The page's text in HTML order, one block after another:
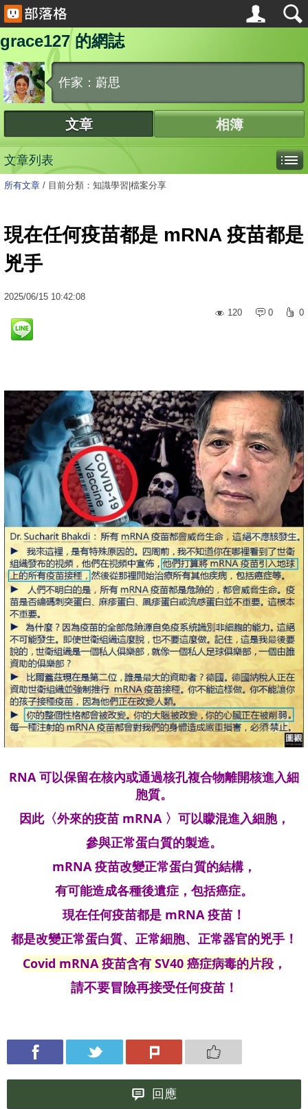
grace127 的網誌
作家：蔚思
文章 相簿
文章列表
所有文章 / 目前分類：知識學習|檔案分享
現在任何疫苗都是 mRNA 疫苗都是
兇手
2025/06/15 10:42:08
120
0 0
RNA 可以保留在核內或通過核孔複合物離開核進入細
胞質。
因此〈外來的疫苗 mRNA 〉 可以矇混進入細胞，
參與正常蛋白質的製造。
mRNA 疫苗改變正常蛋白質的結構，
有可能造成各種後遺症 ，包括癌症。
現在任何疫苗都是 mRNA 疫苗 ！
都是改變正常蛋白質、 正常細胞、 正常器官的兇手！
Covid mRNA疫苗含有 SV40 癌症病毒的片段，
請不要冒險再接受任何疫苗！
回應